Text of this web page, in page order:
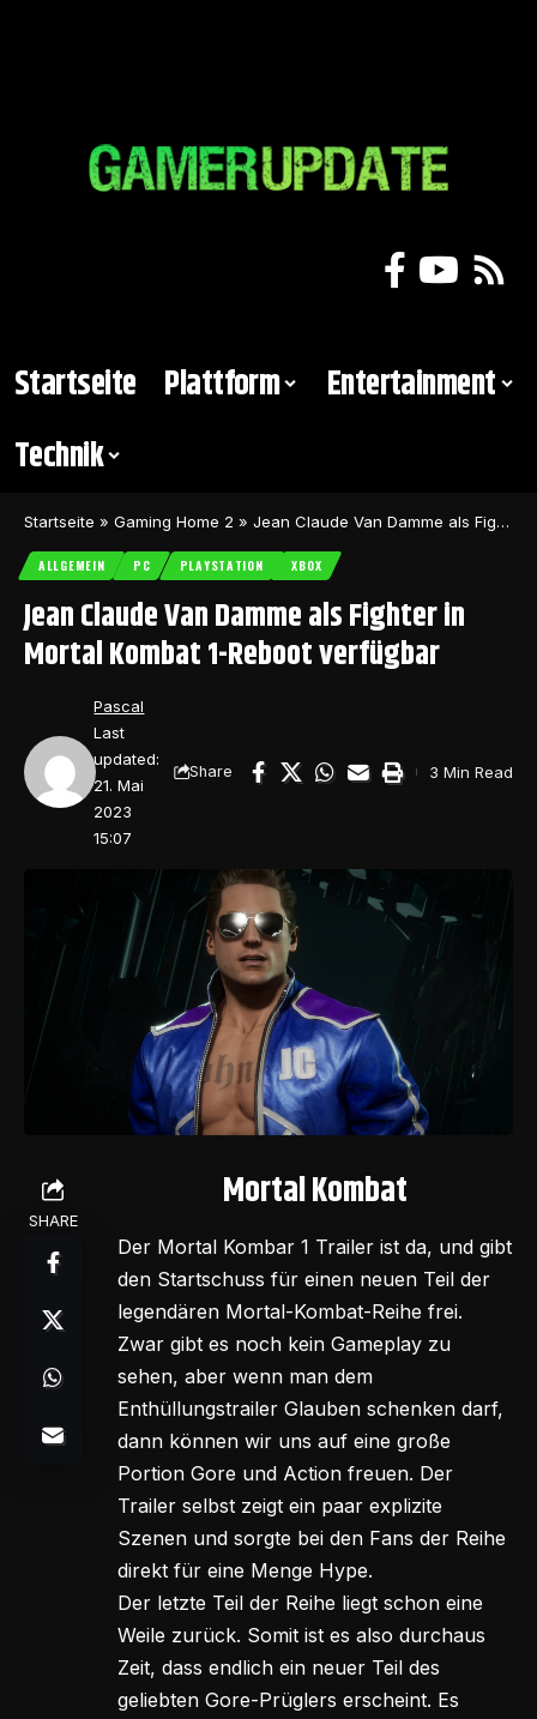
Startseite Plattform
Entertainment
Technik
Startseite » Gaming Home 2 » Jean Claude Van Damme als Fighter in Mortal Kombat 1-Reboot verfügbar
ALLGEMEIN PC PLAYSTATION XBOX
Jean Claude Van Damme als Fighter in
Mortal Kombat 1-Reboot verfügbar
Last
updated:
21. Mai
2023
15:07
Pascal
Share 3 Min Read
SHARE
Mortal Kombat
Der Mortal Kombar 1 Trailer ist da, und gibt
den Startschuss für einen neuen Teil der
legendären Mortal-Kombat-Reihe frei.
Zwar gibt es noch kein Gameplay zu
sehen, aber wenn man dem
Enthüllungstrailer Glauben schenken darf,
dann können wir uns auf eine große
Portion Gore und Action freuen. Der
Trailer selbst zeigt ein paar explizite
Szenen und sorgte bei den Fans der Reihe
direkt für eine Menge Hype.
Der letzte Teil der Reihe liegt schon eine
Weile zurück. Somit ist es also durchaus
Zeit, dass endlich ein neuer Teil des
geliebten Gore-Prüglers erscheint. Es